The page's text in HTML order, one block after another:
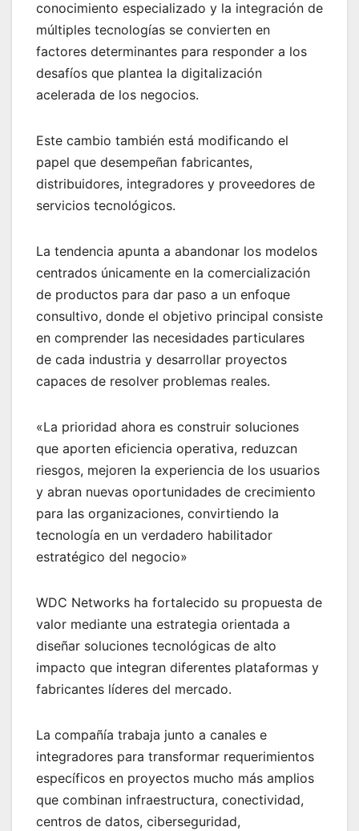
conocimiento especializado y la integración de
múltiples tecnologías se convierten en
factores determinantes para responder a los
desafíos que plantea la digitalización
acelerada de los negocios.
Este cambio también está modificando el
papel que desempeñan fabricantes,
distribuidores, integradores y proveedores de
servicios tecnológicos.
La tendencia apunta a abandonar los modelos
centrados únicamente en la comercialización
de productos para dar paso a un enfoque
consultivo, donde el objetivo principal consiste
en comprender las necesidades particulares
de cada industria y desarrollar proyectos
capaces de resolver problemas reales.
«La prioridad ahora es construir soluciones
que aporten eficiencia operativa, reduzcan
riesgos, mejoren la experiencia de los usuarios
y abran nuevas oportunidades de crecimiento
para las organizaciones, convirtiendo la
tecnología en un verdadero habilitador
estratégico del negocio»
WDC Networks ha fortalecido su propuesta de
valor mediante una estrategia orientada a
diseñar soluciones tecnológicas de alto
impacto que integran diferentes plataformas y
fabricantes líderes del mercado.
La compañía trabaja junto a canales e
integradores para transformar requerimientos
específicos en proyectos mucho más amplios
que combinan infraestructura, conectividad,
centros de datos, ciberseguridad,